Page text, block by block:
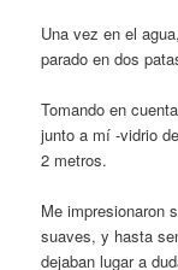
Una vez en el
parado en dos
Tomando en
junto a mí -vidrio
2 metros.
Me impresionaron
suaves, y hasta
dejaban lugar a